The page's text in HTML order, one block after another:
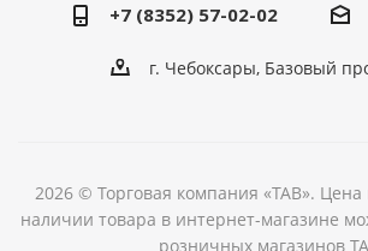
+7 (8352) 57-02-02
г. Чебоксары, Базовый
2026 © Торговая компания «ТАВ».
наличии товара в интернет-магазине
розничных магазинов